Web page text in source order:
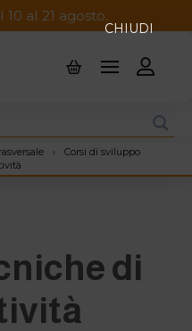
10 al 21 agosto.
›
Corsi di sviluppo
di
CHIUDI